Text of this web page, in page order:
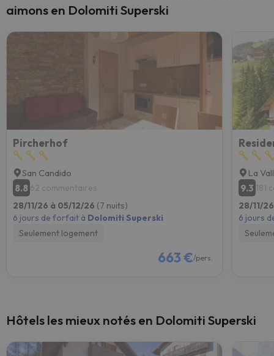
aimons en Dolomiti Superski
Pircherhof
San Candido
8.8 62 commentaires
28/11/26 à 05/12/26 (7 nuits)
6 jours de forfait à Dolomiti Superski
Seulement logement
663 €/pers.
La
9.3 181
28/11/
6 jours
Hôtels les mieux notés en Dolomiti Superski